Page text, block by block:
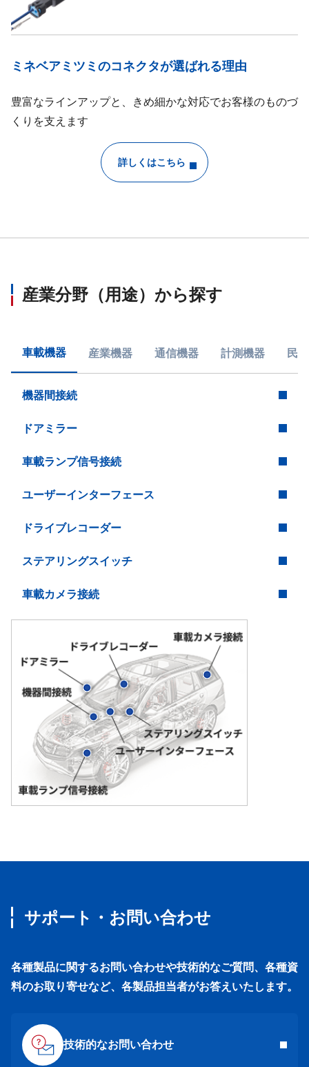
ミネベアミツミのコネクタが選ばれる理由
豊富なラインアップと、きめ細かな対応でお客様のものづ
くりを支えます
詳しくはこちら
産業分野（用途）から探す
車載機器 産業機器 通信機器 計測機器 民
機器間接続
ドアミラー
車載ランプ信号接続
ユーザーインターフェース
ドライブレコーダー
ステアリングスイッチ
車載カメラ接続
サポート・お問い合わせ
各種製品に関するお問い合わせや技術的なご質問、各種資
料のお取り寄せなど、各製品担当者がお答えいたします。
技術的なお問い合わせ